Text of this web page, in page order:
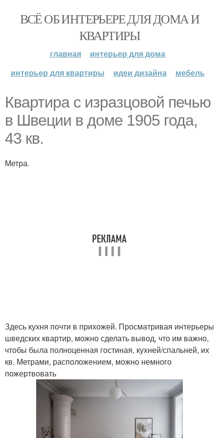
ВСЁ ОБ ИНТЕРЬЕРЕ ДЛЯ ДОМА И
КВАРТИРЫ
главная
интерьер для дома
интерьер для квартиры
идеи дизайна мебель
Квартира с изразцовой печью
в Швеции в доме 1905 года,
43 кв.
Метра.
Здесь кухня почти в прихожей. Просматривая интерьеры
шведских квартир, можно сделать вывод, что им важно,
чтобы была полноценная гостиная, кухней/спальней, их
кв. Метрами, расположением, можно немного
пожертвовать